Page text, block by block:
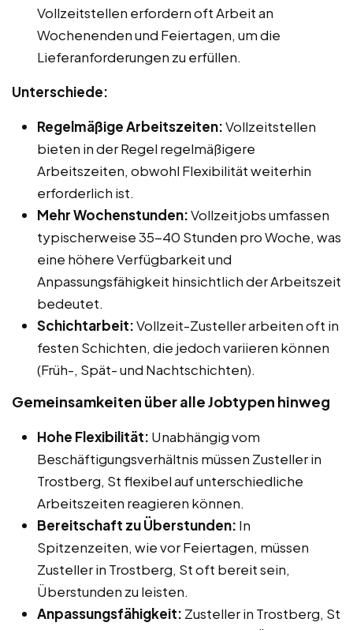
Vollzeitstellen erfordern oft Arbeit an
Wochenenden und Feiertagen, um die
Lieferanforderungen zu erfüllen.
Unterschiede:
Regelmäßige Arbeitszeiten:Vollzeitstellen
bieten in der Regel regelmäßigere
Arbeitszeiten, obwohl Flexibilität weiterhin
erforderlich ist.
Mehr Wochenstunden:Vollzeitjobs umfassen
typischerweise 35-40 Stunden pro Woche, was
eine höhere Verfügbarkeit und
Anpassungsfähigkeit hinsichtlich der Arbeitszeit
bedeutet.
Schichtarbeit:Vollzeit-Zusteller arbeiten oft in
festen Schichten, die jedoch variieren können
(Früh-, Spät- und Nachtschichten).
Gemeinsamkeiten über alle Jobtypen hinweg
Hohe Flexibilität: Unabhängig vom
Beschäftigungsverhältnis müssen Zusteller in
Trostberg, St flexibel auf unterschiedliche
Arbeitszeiten reagieren können.
Bereitschaft zu Überstunden: In
Spitzenzeiten, wie vor Feiertagen, müssen
Zusteller in Trostberg, St oft bereit sein,
Überstunden zu leisten.
Anpassungsfähigkeit: Zusteller in Trostberg, St